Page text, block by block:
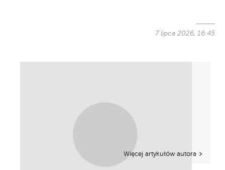
7 lipca 2026, 16:45
Więcej artykułów autora